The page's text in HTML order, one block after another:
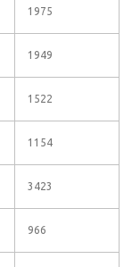
1975
1949
1522
1154
3423
966